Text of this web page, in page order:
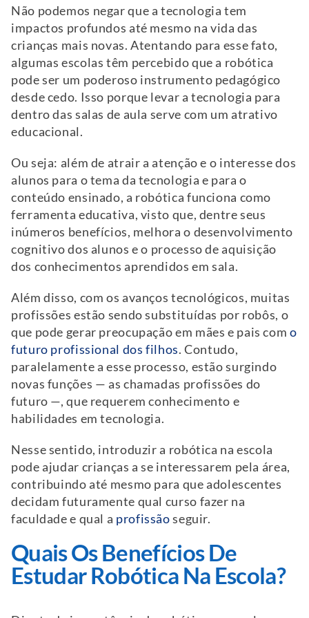
Não podemos negar que a tecnologia tem
impactos profundos até mesmo na vida das
crianças mais novas. Atentando para esse fato,
algumas escolas têm percebido que a robótica
pode ser um poderoso instrumento pedagógico
desde cedo. Isso porque levar a tecnologia para
dentro das salas de aula serve com um atrativo
educacional.
Ou seja: além de atrair a atenção e o interesse dos
alunos para o tema da tecnologia e para o
conteúdo ensinado, a robótica funciona como
ferramenta educativa, visto que, dentre seus
inúmeros benefícios, melhora o desenvolvimento
cognitivo dos alunos e o processo de aquisição
dos conhecimentos aprendidos em sala.
Além disso, com os avanços tecnológicos, muitas
profissões estão sendo substituídas por robôs, o
que pode gerar preocupação em mães e pais com o
futuro profissional dos filhos. Contudo,
paralelamente a esse processo, estão surgindo
novas funções — as chamadas profissões do
futuro —, que requerem conhecimento e
habilidades em tecnologia.
Nesse sentido, introduzir a robótica na escola
pode ajudar crianças a se interessarem pela área,
contribuindo até mesmo para que adolescentes
decidam futuramente qual curso fazer na
faculdade e qual a profissãoseguir.
Quais Os Benefícios De
Estudar Robótica Na Escola?